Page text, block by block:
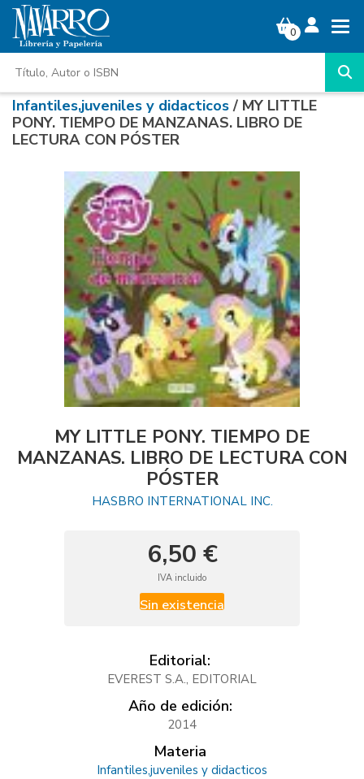
0
Infantiles,juveniles y didacticos/ MY LITTLE
PONY. TIEMPO DE MANZANAS. LIBRO DE
LECTURA CON PÓSTER
MY LITTLE PONY. TIEMPO DE
MANZANAS. LIBRO DE LECTURA CON
PÓSTER
HASBRO INTERNATIONAL INC.
6,50 €
IVA incluido
Sin existencia
Editorial:
EVEREST S.A., EDITORIAL
Año de edición:
2014
Materia
Infantiles,juveniles y didacticos